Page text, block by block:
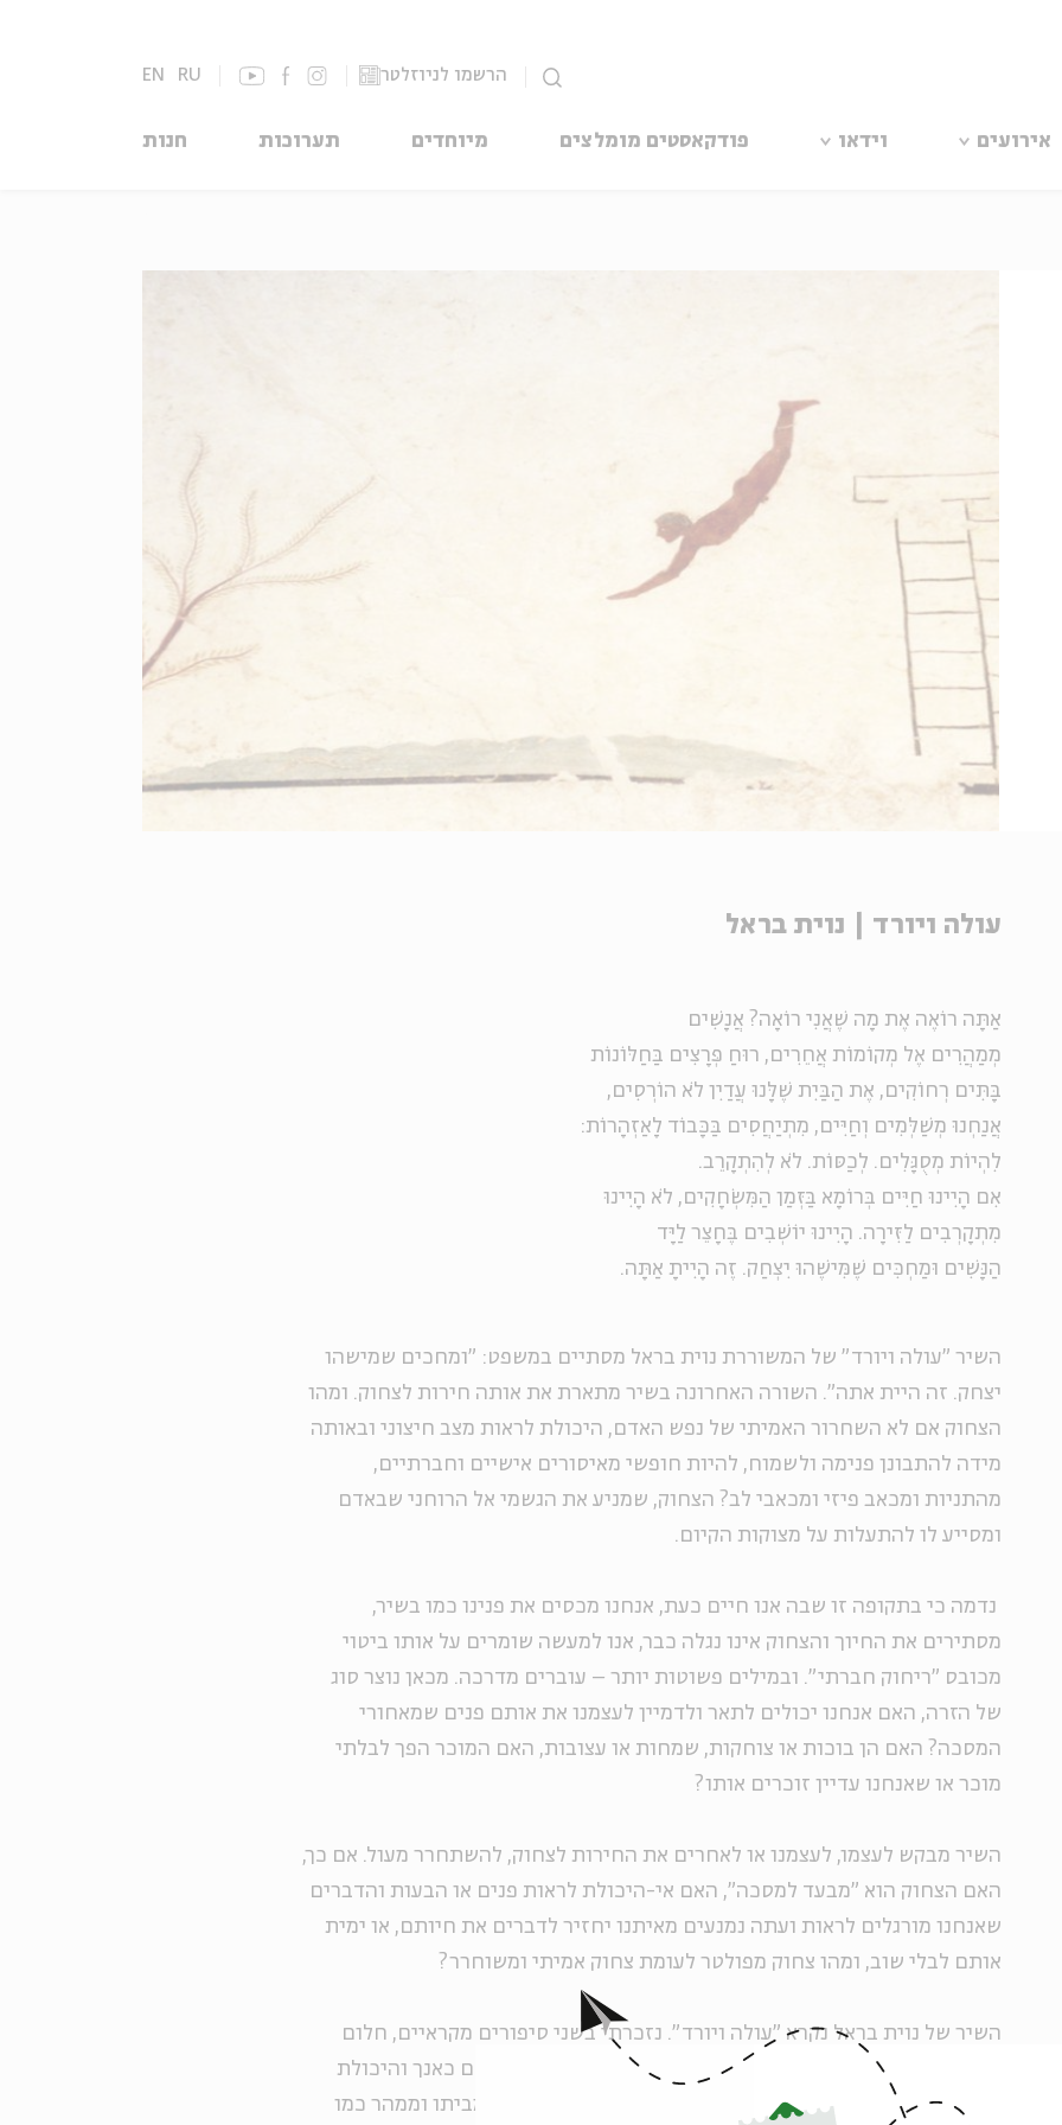
הרשמו לניוזלטר EN RU
אירועים וידאו פודקאסטים מומלצים מיוחדים תערוכות חנות
עולה ויורד | נוית בראל
אַתָּה רוֹאֶה אֶת מָה שֶׁאֲנִי רוֹאָה? אֲנָשִׁים
מְמַהֲרִים אֶל מְקוֹמוֹת אֲחֵרִים, רוּחַ פְּרָצִים בַּחַלּוֹנוֹת
בָּתִּים רְחוֹקִים, אֶת הַבַּיִת שֶׁלָּנוּ עֲדַיִן לֹא הוֹרְסִים,
אֲנַחְנוּ מְשַׁלְּמִים וְחַיִּים, מִתְיַחֲסִים בַּכָּבוֹד לָאַזְהָרוֹת:
לִהְיוֹת מְסֻגָּלִים. לְכַסּוֹת. לֹא לְהִתְקָרֵב.
אִם הָיִינוּ חַיִּים בְּרוֹמָא בַּזְּמַן הַמִּשְׂחָקִים, לֹא הָיִינוּ
מִתְקָרְבִים לַזִּירָה. הָיִינוּ יוֹשְׁבִים בֶּחָצֵר לַיָּד
הַנָּשִׁים וּמַחְכִּים שֶׁמִּישֶׁהוּ יִצְחַק. זֶה הָיִיתָ אַתָּה.
השיר "עולה ויורד" של המשוררת נוית בראל מסתיים במשפט: "ומחכים שמישהו
יצחק. זה היית אתה". השורה האחרונה בשיר מתארת את אותה חירות לצחוק. ומהו
הצחוק אם לא השחרור האמיתי של נפש האדם, היכולת לראות מצב חיצוני ובאותה
מידה להתבונן פנימה ולשמוח, להיות חופשי מאיסורים אישיים וחברתיים,
מהתניות ומכאב פיזי ומכאבי לב? הצחוק, שמניע את הגשמי אל הרוחני שבאדם
ומסייע לו להתעלות על מצוקות הקיום.
נדמה כי בתקופה זו שבה אנו חיים כעת, אנחנו מכסים את פנינו כמו בשיר,
מסתירים את החיוך והצחוק אינו נגלה כבר, אנו למעשה שומרים על אותו ביטוי
מכובס "ריחוק חברתי". ובמילים פשוטות יותר – עוברים מדרכה. מכאן נוצר סוג
של הזרה, האם אנחנו יכולים לתאר ולדמיין לעצמנו את אותם פנים שמאחורי
המסכה? האם הן בוכות או צוחקות, שמחות או עצובות, האם המוכר הפך לבלתי
מוכר או שאנחנו עדיין זוכרים אותו?
השיר מבקש לעצמו, לעצמנו או לאחרים את החירות לצחוק, להשתחרר מעול. אם כך,
האם הצחוק הוא "מבעד למסכה", האם אי-היכולת לראות פנים או הבעות והדברים
שאנחנו מורגלים לראות ועתה נמנעים מאיתנו יחזיר לדברים את חיותם, או ימית
אותם לבלי שוב, ומהו צחוק מפולטר לעומת צחוק אמיתי ומשוחרר?
השיר של נוית בראל נקרא "עולה ויורד". נזכרתי בשני סיפורים מקראיים, חלום
יעקב, שבו המלאכים עולים ויורדים בסולם, מעין משל חיי האדם כאנך והיכולת
להגיע לגובה רוחני לעומת נפילה נפשית למעמקים. מי שיוצא מביתו וממהר כמו